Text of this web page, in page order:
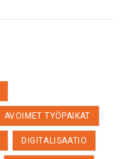
AVOIMET TYÖPAIKAT
DIGITALISAATIO